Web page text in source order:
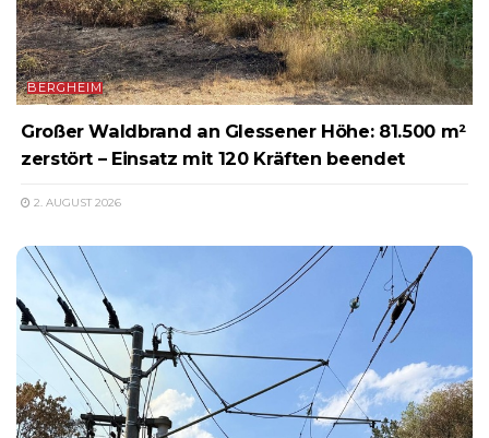
BERGHEIM
Großer Waldbrand an Glessener Höhe: 81.500 m²
zerstört – Einsatz mit 120 Kräften beendet
2. AUGUST 2026